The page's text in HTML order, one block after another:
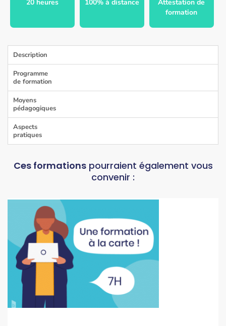
20 heures 100% à distance
Attestation de
formation
Description
Programme
de formation
Moyens
pédagogiques
Aspects
pratiques
Ces formationspourraient également vous
convenir :